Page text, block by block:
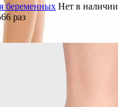
беременных Нет в наличии
раз